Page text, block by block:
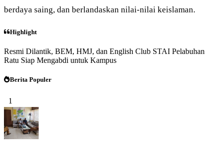
berdaya saing, dan berlandaskan nilai-nilai keislaman.
Highlight
Resmi Dilantik, BEM, HMJ, dan English Club STAI Pelabuhan
Ratu Siap Mengabdi untuk Kampus
Berita Populer
1